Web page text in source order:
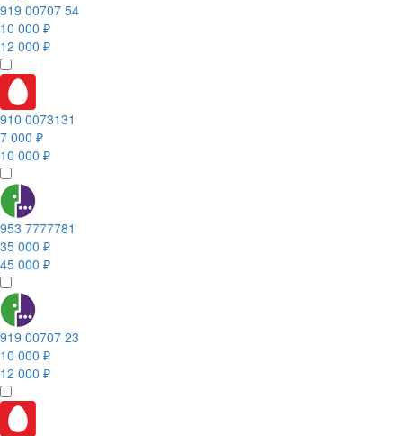
919 00707 54
10 000 ₽
12 000 ₽
910 0073131
7 000 ₽
10 000 ₽
953 7777781
35 000 ₽
45 000 ₽
919 00707 23
10 000 ₽
12 000 ₽